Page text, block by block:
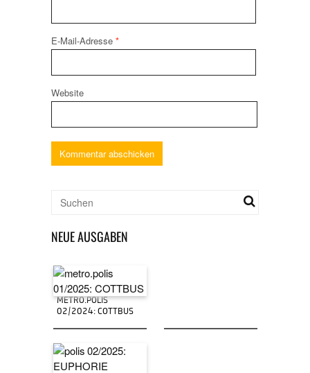
E-Mail-Adresse *
Website
NEUE AUSGABEN
METRO.POLIS
02/2024: COTTBUS